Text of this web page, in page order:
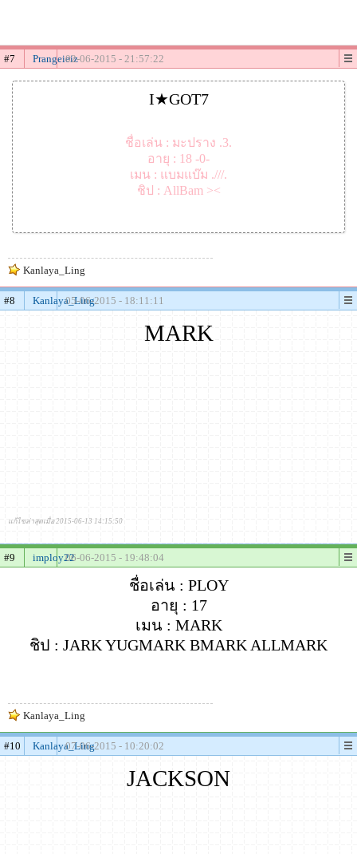
#7 Prangeieiz02-06-2015 - 21:57:22
I★GOT7
ชื่อเล่น : มะปราง .3.
อายุ : 18 -0-
เมน : แบมแบ๊ม .///.
ชิป : AllBam ><
Kanlaya_Ling
#8 Kanlaya_Ling05-06-2015 - 18:11:11
MARK
แก้ไขล่าสุดเมื่อ 2015-06-13 14:15:50
#9 imploy2206-06-2015 - 19:48:04
ชื่อเล่น : PLOY
อายุ : 17
เมน : MARK
ชิป : JARK YUGMARK BMARK ALLMARK
Kanlaya_Ling
#10 Kanlaya_Ling07-06-2015 - 10:20:02
JACKSON